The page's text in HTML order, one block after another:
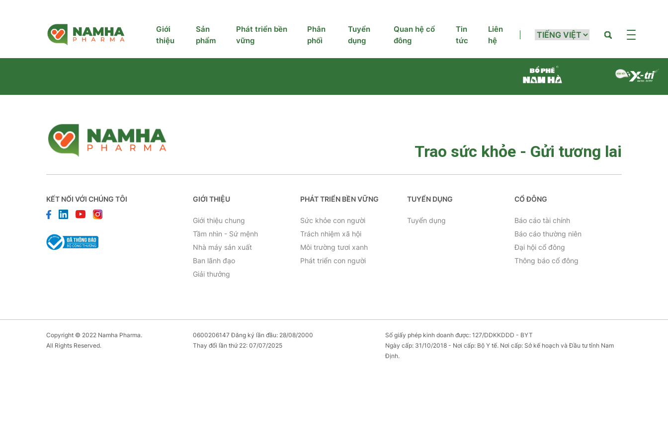
Giới
thiệu
Sản
phẩm
Phát triển bền
vững
Phân
phối
Tuyển
dụng
Quan hệ cổ
đông
Tin
tức
Liên
hệ
Trao sức khỏe - Gửi tương lai
KẾT NỐI VỚI CHÚNG TÔI GIỚI THIỆU
Giới thiệu chung
Tầm nhìn - Sứ mệnh
Nhà máy sản xuất
Ban lãnh đạo
Giải thưởng
PHÁT TRIỂN BỀN VỮNG
Sức khỏe con người
Trách nhiệm xã hội
Môi trường tươi xanh
Phát triển con người
TUYỂN DỤNG
Tuyển dụng
CỔ ĐÔNG
Báo cáo tài chính
Báo cáo thường niên
Đại hội cổ đông
Thông báo cổ đông
Copyright © 2022 Namha Pharma.
All Rights Reserved.
0600206147 Đăng ký lần đầu: 28/08/2000
Thay đổi lần thứ 22: 07/07/2025
Số giấy phép kinh doanh được: 127/DDKKDDD - BYT
Ngày cấp: 31/10/2018 - Nơi cấp: Bộ Y tế. Nơi cấp: Sở kế hoạch và Đầu tư tỉnh Nam
Định.